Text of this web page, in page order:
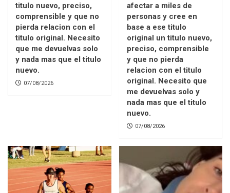
titulo nuevo, preciso,
comprensible y que no
pierda relacion con el
titulo original. Necesito
que me devuelvas solo
y nada mas que el titulo
nuevo.
07/08/2026
afectar a miles de
personas y cree en
base a ese titulo
original un titulo nuevo,
preciso, comprensible
y que no pierda
relacion con el titulo
original. Necesito que
me devuelvas solo y
nada mas que el titulo
nuevo.
07/08/2026